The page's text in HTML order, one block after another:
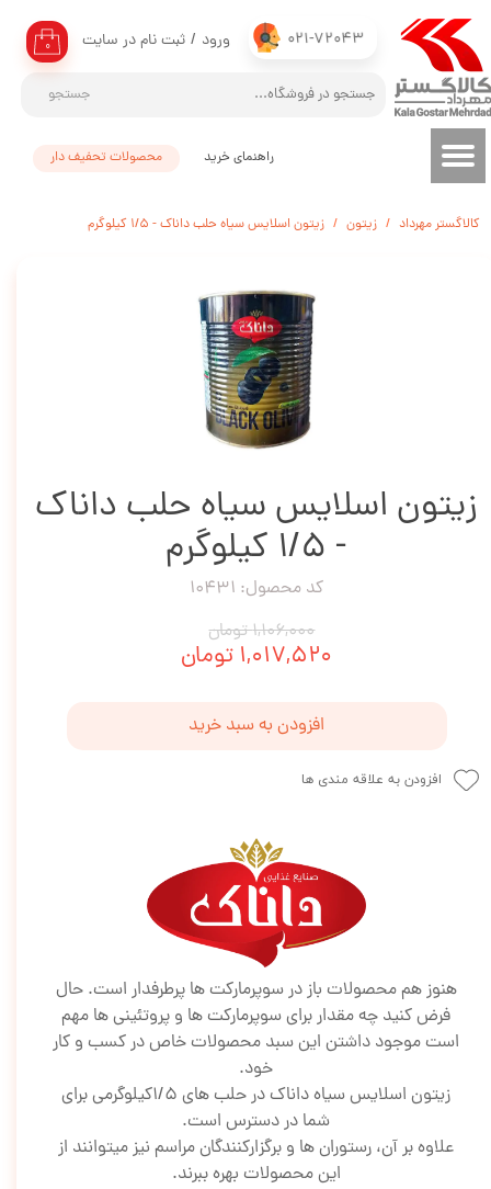
021-72043
جستجو
۰ ورود / ثبت نام در سایت
حساب کاربری من
تغییر گذر واژه
سفارشات
محصولات تحفیف دار راهنمای خرید
کالاگستر مهرداد زیتون زیتون اسلایس سیاه حلب داناک - 1/5 کیلوگرم
زیتون اسلایس سیاه حلب داناک
- 1/5 کیلوگرم
کد محصول: 10431
۱,۱۰۶,۰۰۰ تومان
۱,۰۱۷,۵۲۰ تومان
افزودن به سبد خرید
افزودن به علاقه مندی ها
هنوز هم محصولات باز در سوپرمارکت ها پرطرفدار است. حال
فرض کنید چه مقدار برای سوپرمارکت ها و پروتئینی ها مهم
است موجود داشتن این سبد محصولات خاص در کسب و کار
خود.
زیتون اسلایس سیاه داناک در حلب های 1/5کیلوگرمی برای
شما در دسترس است.
علاوه بر آن، رستوران ها و برگزارکنندگان مراسم نیز میتوانند از
این محصولات بهره ببرند.